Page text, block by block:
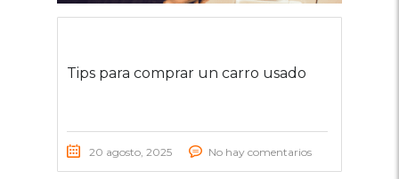
Tips para comprar un carro usado
20 agosto, 2025 No hay comentarios